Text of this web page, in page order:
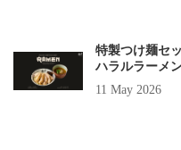
特製つけ麺セ
ハラルラーメ
11 May 2026